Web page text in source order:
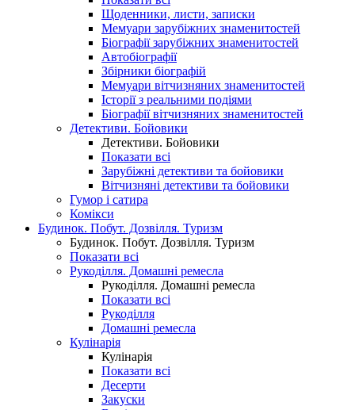
Щоденники, листи, записки
Мемуари зарубіжних знаменитостей
Біографії зарубіжних знаменитостей
Автобіографії
Збірники біографій
Мемуари вітчизняних знаменитостей
Історії з реальними подіями
Біографії вітчизняних знаменитостей
Детективи. Бойовики
Детективи. Бойовики
Показати всі
Зарубіжні детективи та бойовики
Вітчизняні детективи та бойовики
Гумор і сатира
Комікси
Будинок. Побут. Дозвілля. Туризм
Будинок. Побут. Дозвілля. Туризм
Показати всі
Рукоділля. Домашні ремесла
Рукоділля. Домашні ремесла
Показати всі
Рукоділля
Домашні ремесла
Кулінарія
Кулінарія
Показати всі
Десерти
Закуски